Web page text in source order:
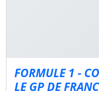
FORMULE 1 -
LE GP DE